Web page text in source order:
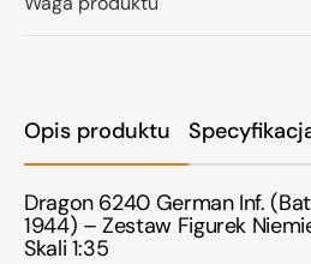
Opis produktu
Dragon 6240 German Inf.
1944) – Zestaw Figurek
Skali 1:35